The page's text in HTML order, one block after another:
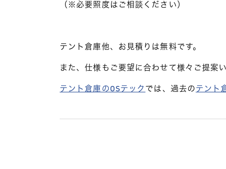
（※必要照度はご相談ください）
テント倉庫他、お見積りは無料です。
また、仕様もご要望に合わせて様々ご提案い
テント倉庫のOSテック では、過去のテント